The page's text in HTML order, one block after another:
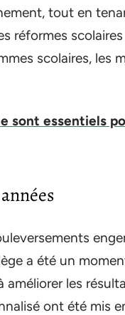
tout en
réformes
scolaires, les
sont essentiels
a été un
les
ont été mis